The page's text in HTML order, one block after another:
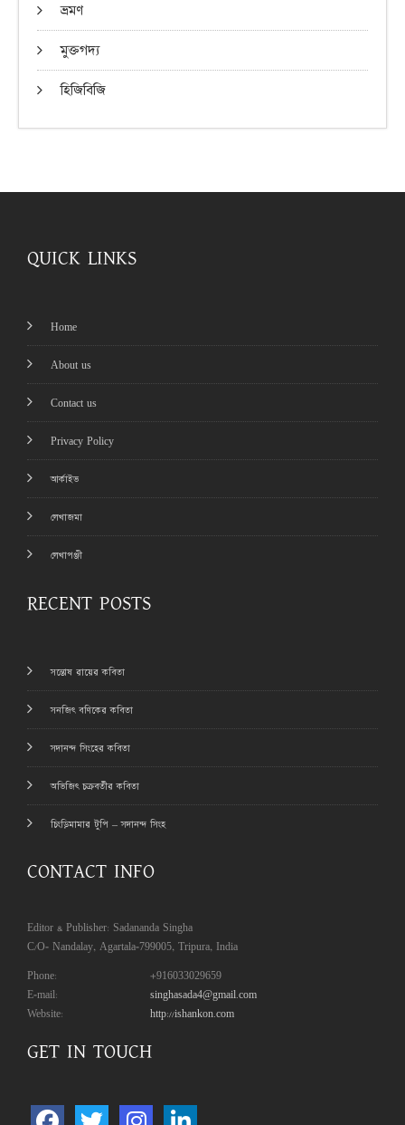
ভ্রমণ
মুক্তগদ্য
হিজিবিজি
QUICK LINKS
Home
About us
Contact us
Privacy Policy
আর্কাইভ
লেখাজমা
লেখাপঞ্জী
RECENT POSTS
সন্তোষ রায়ের কবিতা
সনজিৎ বণিকের কবিতা
সদানন্দ সিংহের কবিতা
অভিজিৎ চক্রবর্তীর কবিতা
চিংড়িমামার টুপি – সদানন্দ সিংহ
CONTACT INFO
Editor & Publisher: Sadananda Singha
C/O- Nandalay, Agartala-799005, Tripura, India
Phone:
+916033029659
E-mail:
singhasada4@gmail.com
Website:
http://ishankon.com
GET IN TOUCH